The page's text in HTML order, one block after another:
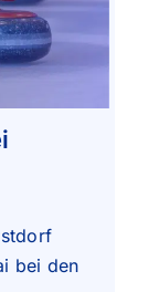
bei den